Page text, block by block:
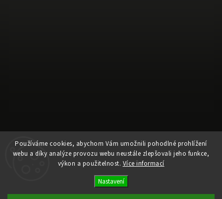
Používáme cookies, abychom Vám umožnili pohodlné prohlížení
webu a díky analýze provozu webu neustále zlepšovali jeho funkce,
výkon a použitelnost. Více informací
Nastavení
Sledovat na Instagramu
Ele Pele